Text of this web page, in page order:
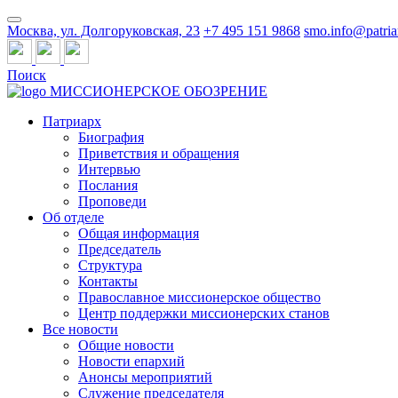
Москва, ул. Долгоруковская, 23 +7 495 151 9868
Поиск
МИССИОНЕРСКОЕ ОБОЗРЕНИЕ
Патриарх
Биография
Приветствия и обращения
Интервью
Послания
Проповеди
Об отделе
Общая информация
Председатель
Структура
Контакты
Православное миссионерское общество
Центр поддержки миссионерских станов
Все новости
Общие новости
Новости епархий
Анонсы мероприятий
Служение председателя